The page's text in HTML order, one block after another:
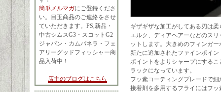
簡単メルマガにご登録くださ
い。目玉商品のご連絡をさせ
ていただきます。PS,新品・
中古シムスG3・スコットG2
ジャパン・カムパネラ・フェ
アリーグッドフィッシャー商
品入荷中！
店主のブログはこちら
ギザギザな加工がしてある刃は
エルク、ディアヘアーなどのス
ットします。大きめのフィンガ
新たに追加されたファインポイ
ポイントをよりシャープにする
ラックになっています。
フッ素コーティングブレードで
接着剤を多用するフライにはフ